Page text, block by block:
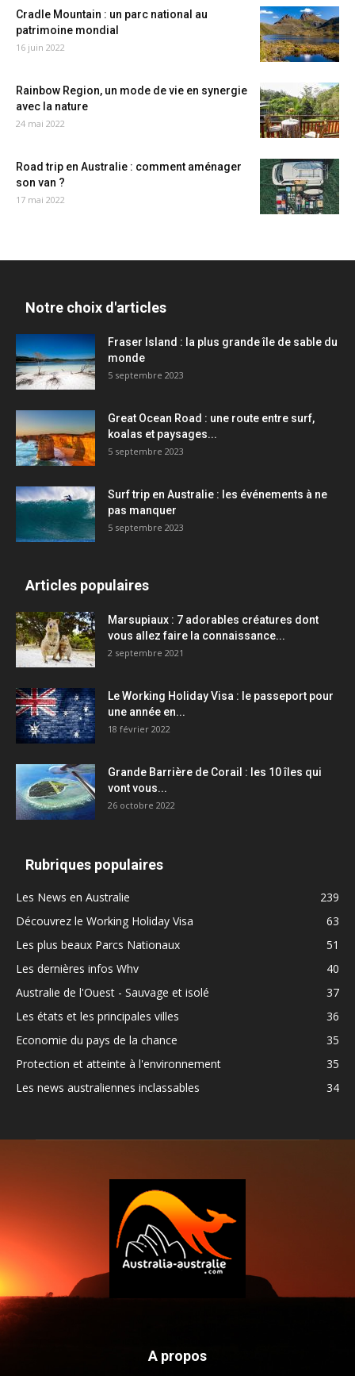
Cradle Mountain : un parc national au
patrimoine mondial
16 juin 2022
Rainbow Region, un mode de vie en synergie
avec la nature
24 mai 2022
Road trip en Australie : comment aménager
son van ?
17 mai 2022
Notre choix d'articles
Fraser Island : la plus grande île de sable du
monde
5 septembre 2023
Great Ocean Road : une route entre surf,
koalas et paysages...
5 septembre 2023
Surf trip en Australie : les événements à ne
pas manquer
5 septembre 2023
Articles populaires
Marsupiaux : 7 adorables créatures dont
vous allez faire la connaissance...
2 septembre 2021
Le Working Holiday Visa : le passeport pour
une année en...
18 février 2022
Grande Barrière de Corail : les 10 îles qui
vont vous...
26 octobre 2022
Rubriques populaires
Les News en Australie
239
Découvrez le Working Holiday Visa
63
Les plus beaux Parcs Nationaux
51
Les dernières infos Whv
40
Australie de l'Ouest - Sauvage et isolé
37
Les états et les principales villes
36
Economie du pays de la chance
35
Protection et atteinte à l'environnement
35
Les news australiennes inclassables
34
A propos